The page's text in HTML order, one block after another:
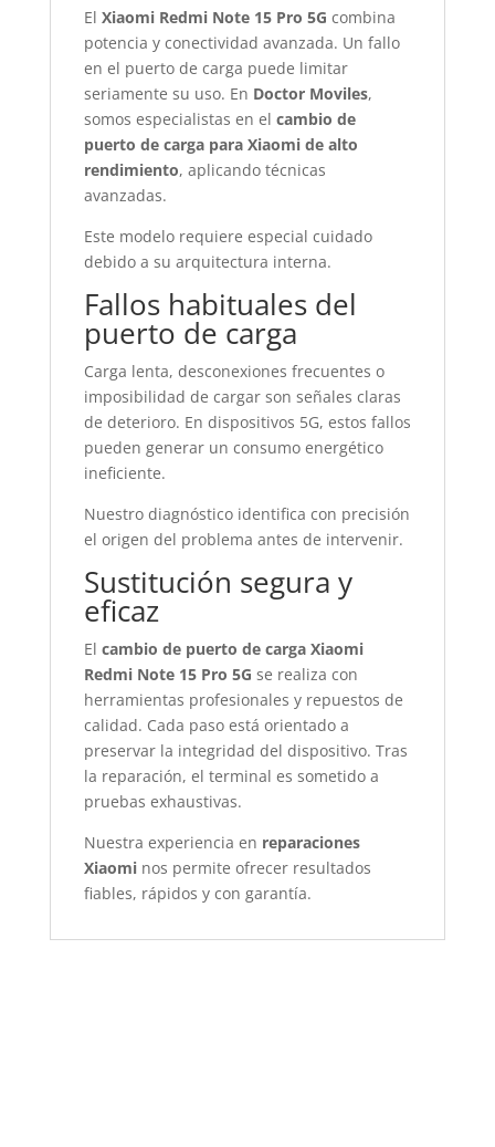
El Xiaomi Redmi Note 15 Pro 5G combina
potencia y conectividad avanzada. Un fallo
en el puerto de carga puede limitar
seriamente su uso. En Doctor Moviles,
somos especialistas en el cambio de
puerto de carga para Xiaomi de alto
rendimiento, aplicando técnicas
avanzadas.
Este modelo requiere especial cuidado
debido a su arquitectura interna.
Fallos habituales del
puerto de carga
Carga lenta, desconexiones frecuentes o
imposibilidad de cargar son señales claras
de deterioro. En dispositivos 5G, estos fallos
pueden generar un consumo energético
ineficiente.
Nuestro diagnóstico identifica con precisión
el origen del problema antes de intervenir.
Sustitución segura y
eficaz
El cambio de puerto de carga Xiaomi
Redmi Note 15 Pro 5G se realiza con
herramientas profesionales y repuestos de
calidad. Cada paso está orientado a
preservar la integridad del dispositivo. Tras
la reparación, el terminal es sometido a
pruebas exhaustivas.
Nuestra experiencia en reparaciones
Xiaominos permite ofrecer resultados
fiables, rápidos y con garantía.